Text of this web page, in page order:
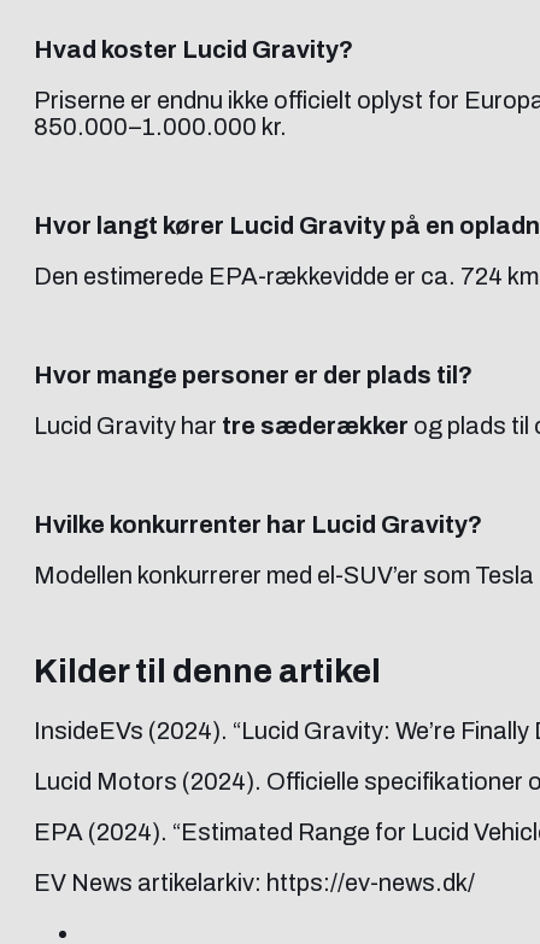
Hvad koster Lucid Gravity?
Priserne er endnu ikke officielt oplyst for
850.000–1.000.000 kr.
Hvor langt kører Lucid Gravity på en
Den estimerede EPA-rækkevidde er ca. 724
Hvor mange personer er der plads til?
Lucid Gravity har tre sæderækker og plads til
Hvilke konkurrenter har Lucid Gravity?
Modellen konkurrerer med el-SUV’er som
Kilder til denne artikel
InsideEVs (2024). “Lucid Gravity: We’re
Lucid Motors (2024). Officielle specifikationer
EPA (2024). “Estimated Range for Lucid
EV News artikelarkiv: https://ev-news.dk/